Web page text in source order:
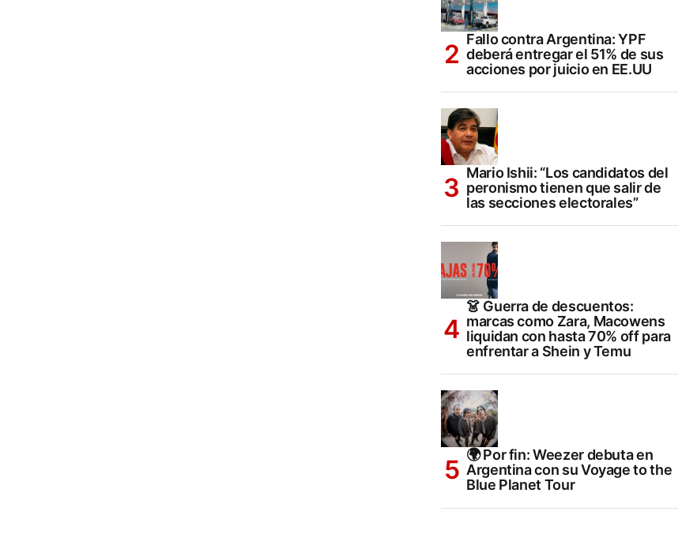
Fallo contra Argentina: YPF
deberá entregar el 51% de sus
acciones por juicio en EE.UU
Mario Ishii: “Los candidatos del
peronismo tienen que salir de
las secciones electorales”
👗 Guerra de descuentos:
marcas como Zara, Macowens
liquidan con hasta 70% off para
enfrentar a Shein y Temu
🌍 Por fin: Weezer debuta en
Argentina con su Voyage to the
Blue Planet Tour